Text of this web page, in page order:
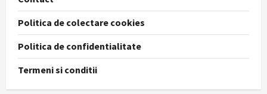
Politica de colectare cookies
Politica de confidentialitate
Termeni si conditii